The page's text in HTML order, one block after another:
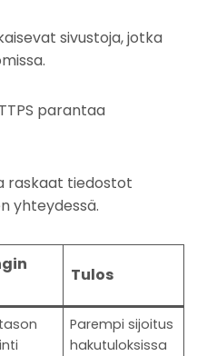
sivustoja, jotka
parantaa
raskaat tiedostot
yhteydessä.
Tulos
Parempi sijoitus
hakutuloksissa